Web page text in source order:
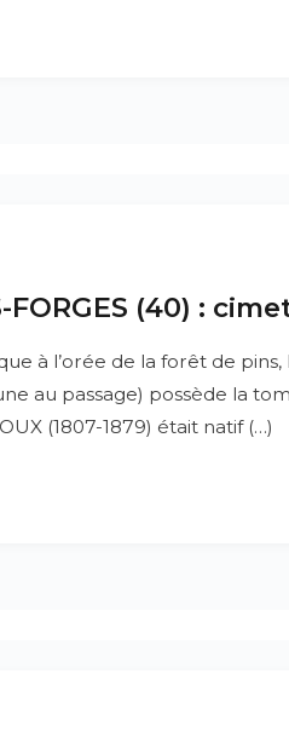
FORGES (40) :
à l’orée de la forêt de
au passage) possède la
(1807-1879) était natif (…)